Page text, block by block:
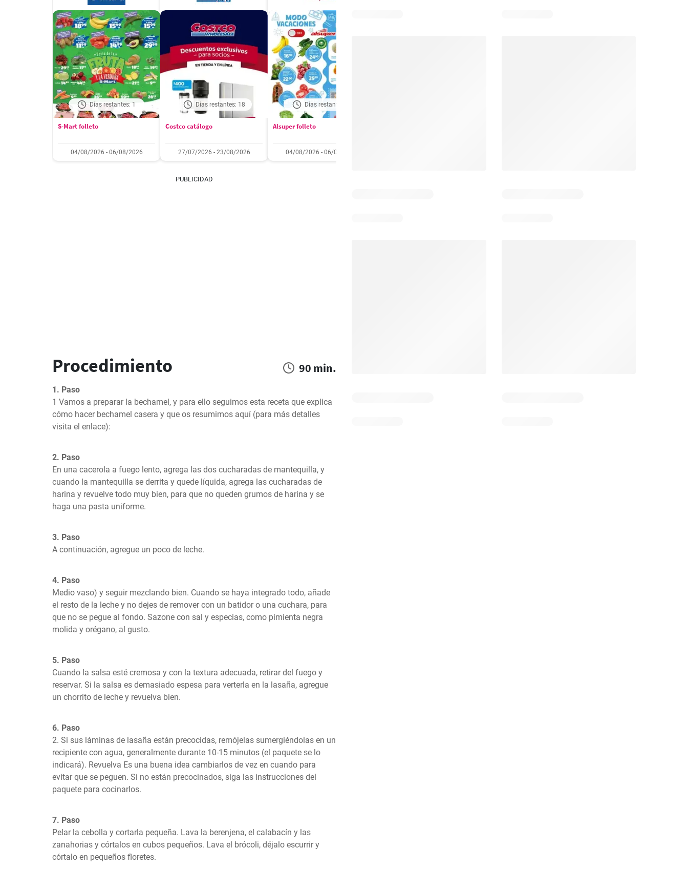
Días restantes: 1
S-Mart folleto
04/08/2026 - 06/08/2026
Días restantes: 18
Costco catálogo
27/07/2026 - 23/08/2026
Días restantes: 1
Alsuper folleto
04/08/2026 - 06/08/2026
PUBLICIDAD
Procedimiento 90 min.
1. Paso
1 Vamos a preparar la bechamel, y para ello seguimos esta receta que explica
cómo hacer bechamel casera y que os resumimos aquí (para más detalles
visita el enlace):
2. Paso
En una cacerola a fuego lento, agrega las dos cucharadas de mantequilla, y
cuando la mantequilla se derrita y quede líquida, agrega las cucharadas de
harina y revuelve todo muy bien, para que no queden grumos de harina y se
haga una pasta uniforme.
3. Paso
A continuación, agregue un poco de leche.
4. Paso
Medio vaso) y seguir mezclando bien. Cuando se haya integrado todo, añade
el resto de la leche y no dejes de remover con un batidor o una cuchara, para
que no se pegue al fondo. Sazone con sal y especias, como pimienta negra
molida y orégano, al gusto.
5. Paso
Cuando la salsa esté cremosa y con la textura adecuada, retirar del fuego y
reservar. Si la salsa es demasiado espesa para verterla en la lasaña, agregue
un chorrito de leche y revuelva bien.
6. Paso
2. Si sus láminas de lasaña están precocidas, remójelas sumergiéndolas en un
recipiente con agua, generalmente durante 10-15 minutos (el paquete se lo
indicará). Revuelva Es una buena idea cambiarlos de vez en cuando para
evitar que se peguen. Si no están precocinados, siga las instrucciones del
paquete para cocinarlos.
7. Paso
Pelar la cebolla y cortarla pequeña. Lava la berenjena, el calabacín y las
zanahorias y córtalos en cubos pequeños. Lava el brócoli, déjalo escurrir y
córtalo en pequeños floretes.